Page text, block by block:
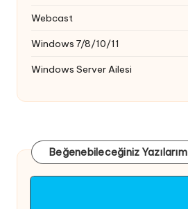
Webcast
Windows 7/8/10/11
Windows Server Ailesi
Beğenebileceğiniz Yazılarım